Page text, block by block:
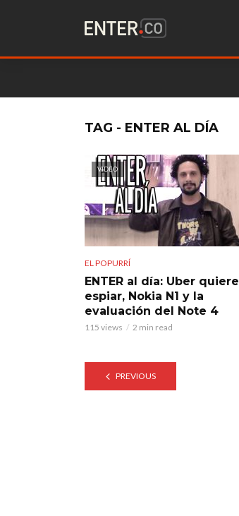
TAG - ENTER AL DÍA
VIDEO
EL POPURRÍ
ENTER al día: Uber quiere
espiar, Nokia N1 y la
evaluación del Note 4
115 views 2 min read
PREVIOUS